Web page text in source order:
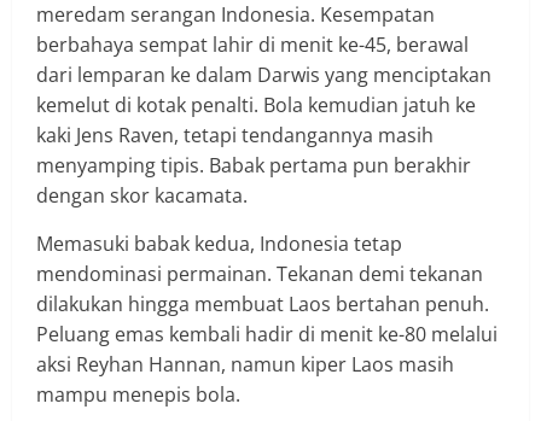
meredam serangan Indonesia. Kesempatan
berbahaya sempat lahir di menit ke-45, berawal
dari lemparan ke dalam Darwis yang menciptakan
kemelut di kotak penalti. Bola kemudian jatuh ke
kaki Jens Raven, tetapi tendangannya masih
menyamping tipis. Babak pertama pun berakhir
dengan skor kacamata.
Memasuki babak kedua, Indonesia tetap
mendominasi permainan. Tekanan demi tekanan
dilakukan hingga membuat Laos bertahan penuh.
Peluang emas kembali hadir di menit ke-80 melalui
aksi Reyhan Hannan, namun kiper Laos masih
mampu menepis bola.